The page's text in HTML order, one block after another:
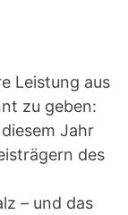
Leistung aus
zu geben:
Jahr
des
– und das